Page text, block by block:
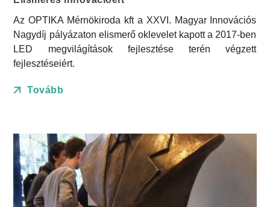
Az OPTIKA Mérnökiroda kft a XXVI. Magyar Innovációs
Nagydíj pályázaton elismerő oklevelet kapott a 2017-ben
LED megvilágítások fejlesztése terén végzett
fejlesztéseiért.
Tovább